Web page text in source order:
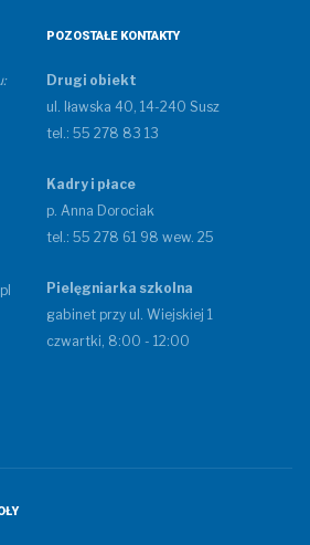
POZOSTAŁE KONTAKTY
Drugi obiekt
ul. Iławska 40, 14-240 Susz
tel.: 55 278 83 13
Kadry i płace
p. Anna Dorociak
tel.: 55 278 61 98 wew. 25
Pielęgniarka szkolna
gabinet przy ul. Wiejskiej 1
czwartki, 8:00 - 12:00